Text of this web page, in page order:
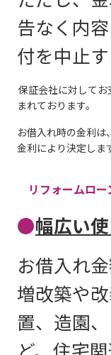
告なく内
付を中止す
保証会社に対して
まれております。
お借入れ時の金利は
金利により決定しま
リフォームロー
●幅広い
お借入れ
増改築や
置、造園